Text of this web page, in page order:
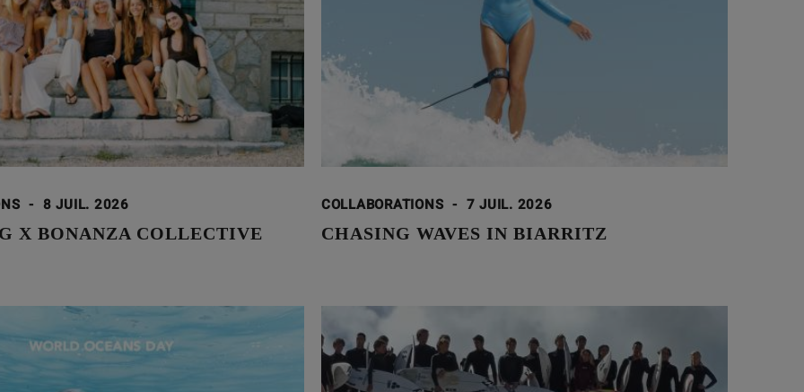
- 8 JUIL. 2026
X BONANZA COLLECTIVE
COLLABORATIONS - 7 JUIL. 2026
CHASING WAVES IN BIARRITZ